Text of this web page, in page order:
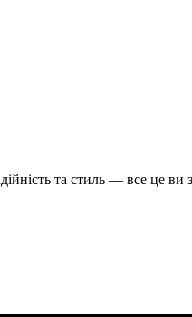
та стиль — все це ви